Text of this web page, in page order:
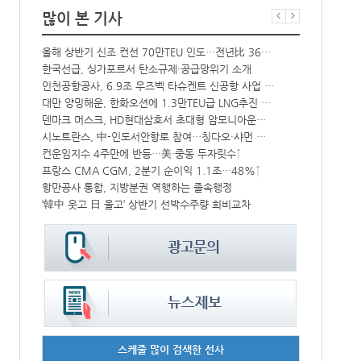
많이 본 기사
올해 상반기 신조 컨선 70만TEU 인도…전년比 36% 감소
한국선급, 싱가포르서 탄소규제·공급망위기 소개
인천공항공사, 6.9조 우즈벡 타슈켄트 신공항 사업 참여
대만 양밍해운, 한화오션에 1.3만TEU급 LNG추진 컨선 6척 발주
덴마크 머스크, HD현대삼호서 초대형 암모니아운반선 인도받아
시노트란스, 中-인도서안항로 참여…칭다오·샤먼 직항
컨운임지수 4주만에 반등…美·중동 두자릿수↑
프랑스 CMA CGM, 2분기 순이익 1.1조…48%↑
항만공사 통합, 지방분권 역행하는 졸속행정
‘韓中 웃고 日 울고’ 상반기 선박수주량 희비교차
스케줄 많이 검색한 선사